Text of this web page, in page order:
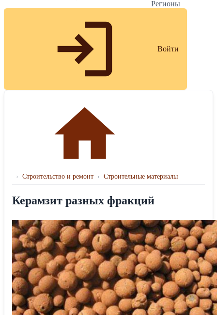
Регионы
Войти
› Строительство и ремонт › Строительные материалы
Керамзит разных фракций